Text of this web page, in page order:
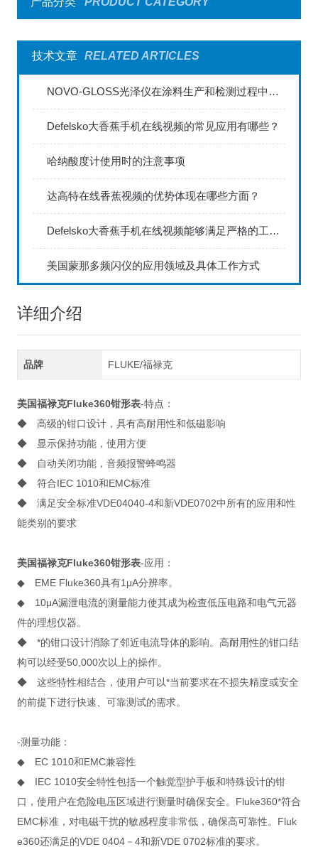
技术文章 RELATED ARTICLES
NOVO-GLOSS光泽仪在涂料生产和检测过程中的应用
Defelsko大香蕉手机在线视频的常见应用有哪些？
哈纳酸度计使用时的注意事项
达高特在线香蕉视频的优势体现在哪些方面？
Defelsko大香蕉手机在线视频能够满足严格的工业标准
美国蒙那多频闪仪的应用领域及具体工作方式
详细介绍
品牌 FLUKE/福禄克
美国福禄克Fluke360钳形表-特点：
◆ 高级的钳口设计，具有高耐用性和低磁影响
◆ 显示保持功能，使用方便
◆ 自动关闭功能，音频报警蜂鸣器
◆ 符合IEC 1010和EMC标准
◆ 满足安全标准VDE04040-4和新VDE0702中所有的应用和性
能类别的要求
美国福禄克Fluke360钳形表-应用：
◆ EME Fluke360具有1μA分辨率。
◆ 10μA漏泄电流的测量能力使其成为检查低压电路和电气元器
件的理想仪器。
◆ *的钳口设计消除了邻近电流导体的影响。高耐用性的钳口结
构可以经受50,000次以上的操作。
◆ 这些特性相结合，使用户可以*当前要求在不损失精度或安全
的前提下进行快速、可靠测试的需求。
-测量功能：
◆ EC 1010和EMC兼容性
◆ IEC 1010安全特性包括一个触觉型护手板和特殊设计的钳
口，使用户在危险电压区域进行测量时确保安全。Fluke360*符合
EMC标准，对电磁干扰的敏感程度非常低，确保高可靠性。Fluk
e360还满足的VDE 0404－4和新VDE 0702标准的要求。